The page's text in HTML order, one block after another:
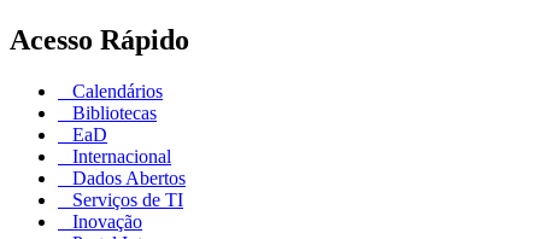
Acesso Rápido
Calendários
Bibliotecas
EaD
Internacional
Dados Abertos
Serviços de TI
Inovação